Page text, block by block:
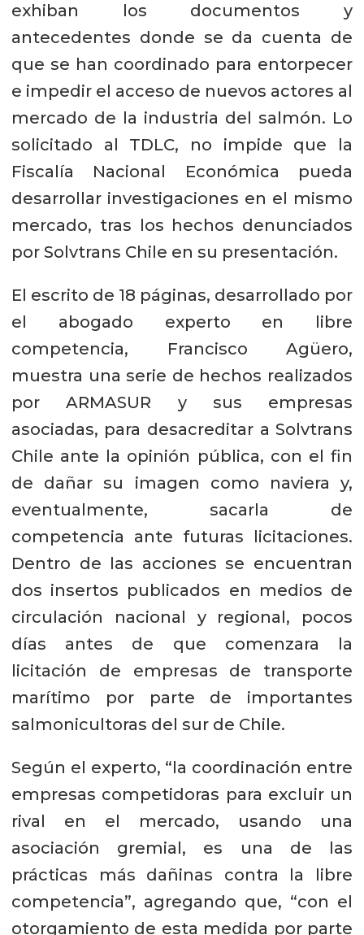
exhiban los documentos y
antecedentes donde se da cuenta de
que se han coordinado para entorpecer
e impedir el acceso de nuevos actores al
mercado de la industria del salmón. Lo
solicitado al TDLC, no impide que la
Fiscalía Nacional Económica pueda
desarrollar investigaciones en el mismo
mercado, tras los hechos denunciados
por Solvtrans Chile en su presentación.
El escrito de 18 páginas, desarrollado por
el abogado experto en libre
competencia, Francisco Agüero,
muestra una serie de hechos realizados
por ARMASUR y sus empresas
asociadas, para desacreditar a Solvtrans
Chile ante la opinión pública, con el fin
de dañar su imagen como naviera y,
eventualmente, sacarla de
competencia ante futuras licitaciones.
Dentro de las acciones se encuentran
dos insertos publicados en medios de
circulación nacional y regional, pocos
días antes de que comenzara la
licitación de empresas de transporte
marítimo por parte de importantes
salmonicultoras del sur de Chile.
Según el experto, “la coordinación entre
empresas competidoras para excluir un
rival en el mercado, usando una
asociación gremial, es una de las
prácticas más dañinas contra la libre
competencia”, agregando que, “con el
otorgamiento de esta medida por parte